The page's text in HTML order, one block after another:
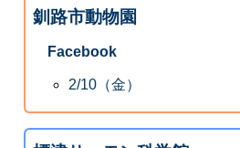
釧路市動物園
Facebook
2/10（金）